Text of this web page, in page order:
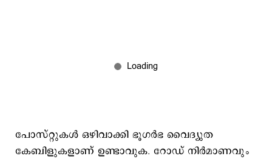
പോസ്റ്റുകള്‍ ഒഴിവാക്കി ഭൂഗര്‍ഭ വൈദ്യുത
കേബിളുകളാണ് ഉണ്ടാവുക. റോഡ‍് നിര്‍മാണവും